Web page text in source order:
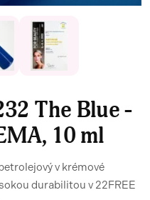
The Blue -
10 ml
v krémové
durabilitou v 22FREE